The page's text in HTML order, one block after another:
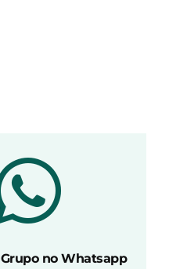
Grupo no Whatsapp